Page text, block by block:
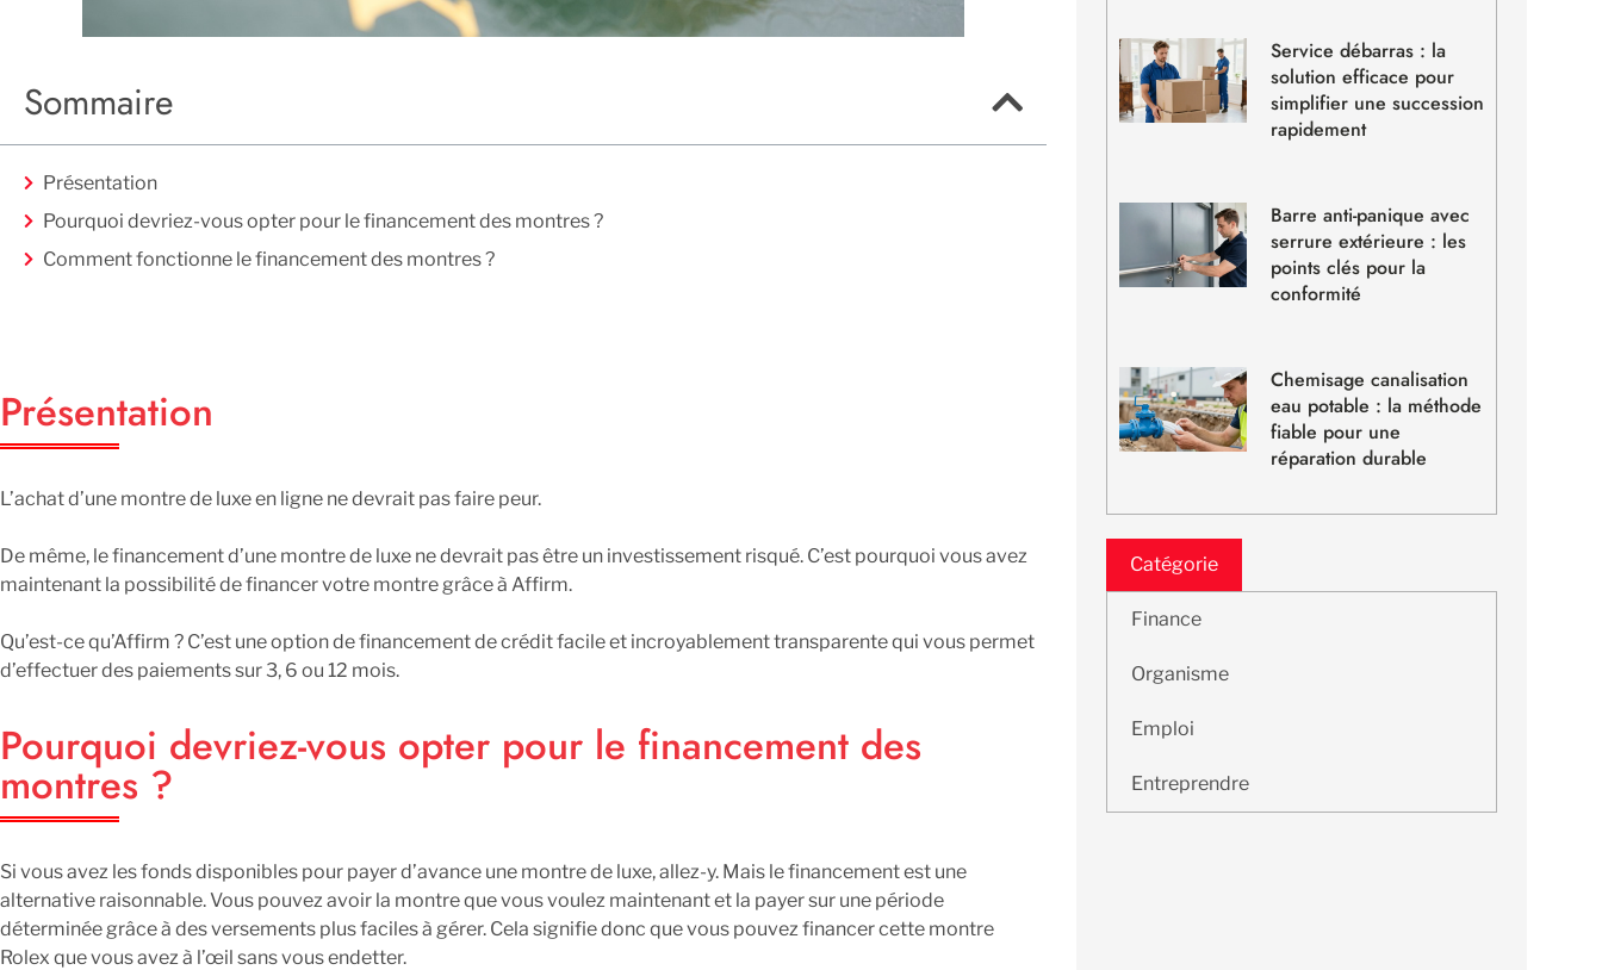
Sommaire
Présentation
Pourquoi devriez-vous opter pour le financement des montres ?
Comment fonctionne le financement des montres ?
Présentation
L’achat d’une montre de luxe en ligne ne devrait pas faire peur.
De même, le financement d’une montre de luxe ne devrait pas être un investissement risqué. C’est pourquoi vous avez
maintenant la possibilité de financer votre montre grâce à Affirm.
Qu’est-ce qu’Affirm ? C’est une option de financement de crédit facile et incroyablement transparente qui vous permet
d’effectuer des paiements sur 3, 6 ou 12 mois.
Pourquoi devriez-vous opter pour le financement des
montres ?
Si vous avez les fonds disponibles pour payer d’avance une montre de luxe, allez-y. Mais le financement est une
alternative raisonnable. Vous pouvez avoir la montre que vous voulez maintenant et la payer sur une période
déterminée grâce à des versements plus faciles à gérer. Cela signifie donc que vous pouvez financer cette montre
Rolex que vous avez à l’œil sans vous endetter.
Service débarras : la
solution efficace pour
simplifier une succession
rapidement
Barre anti-panique avec
serrure extérieure : les
points clés pour la
conformité
Chemisage canalisation
eau potable : la méthode
fiable pour une
réparation durable
Catégorie
Finance
Organisme
Emploi
Entreprendre